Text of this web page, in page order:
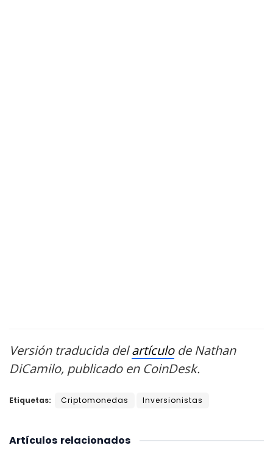
Versión traducida delartículode Nathan
DiCamilo, publicado en CoinDesk.
Etiquetas: Criptomonedas Inversionistas
relacionados
Artículos